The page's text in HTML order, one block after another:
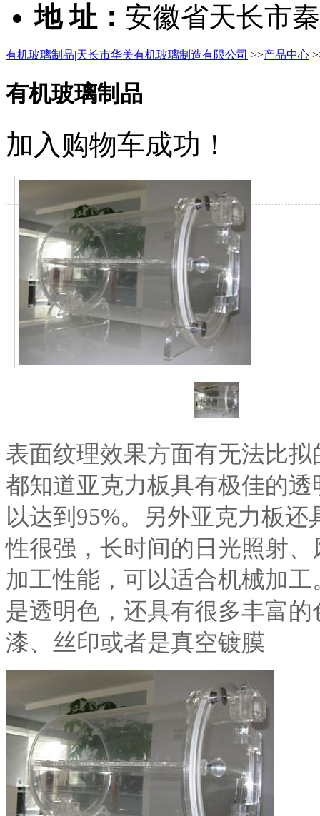
地 址： 安徽省天长市
有机玻璃制品|天长市华美有机玻璃制造有限公司 >>产品中心
有机玻璃制品
加入购物车成功！
表面纹理效果方面有无法比
都知道亚克力板具有极佳的
以达到95%。另外亚克力板
性很强，长时间的日光照射
加工性能，可以适合机械加
是透明色，还具有很多丰富
漆、丝印或者是真空镀膜